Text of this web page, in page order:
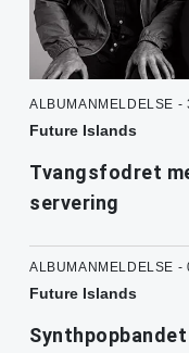
ALBUMANMELDELSE -
Future Islands
Tvangsfodret
servering
ALBUMANMELDELSE -
Future Islands